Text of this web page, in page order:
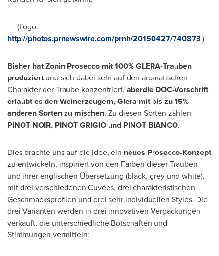
(Logo:
http://photos.prnewswire.com/prnh/20150427/740873)
Bisher hatZonin Prosecco mit100% GLERA-Trauben
produziertund sich dabei sehr auf den aromatischen
Charakter der Traube konzentriert, aberdie DOC-Vorschrift
erlaubtes denWeinerzeugern, Glera mit bis zu15%
anderenSorten zu mischen. Zu diesen Sorten zählen
PINOT NOIR, PINOT GRIGIO und PINOT BIANCO.
Dies brachte uns auf die Idee, ein neues Prosecco-Konzept
zu entwickeln, inspiriertvon den Farben dieser Trauben
und ihrer englischen Übersetzung (black, grey und white),
mit drei verschiedenen Cuvées, drei charakteristischen
Geschmacksprofilen und drei sehr individuellen Styles. Die
drei Varianten werden in drei innovativen Verpackungen
verkauft, die unterschiedliche Botschaften und
Stimmungen vermitteln: